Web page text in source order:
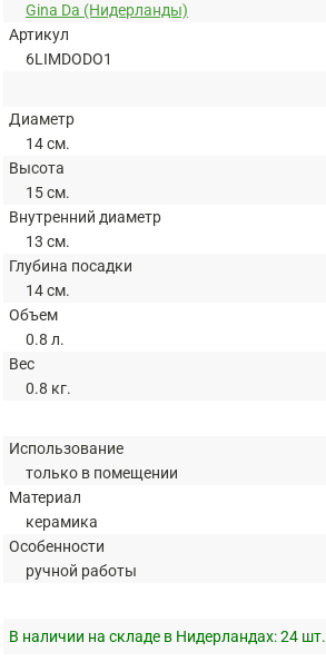
Gina Da (Нидерланды)
Артикул
6LIMDODO1
Диаметр
14 см.
Высота
15 см.
Внутренний диаметр
13 см.
Глубина посадки
14 см.
Объем
0.8 л.
Вес
0.8 кг.
Использование
только в помещении
Материал
керамика
Особенности
ручной работы
В наличии на складе в Нидерландах:24 шт.